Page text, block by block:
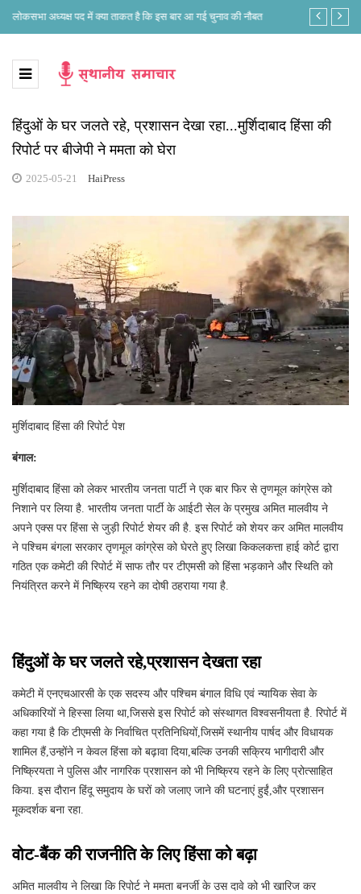
लोकसभा अध्यक्ष पद में क्या ताकत है कि इस बार आ गई चुनाव की नौबत “Meta
हिंदुओं के घर जलते रहे, प्रशासन देखा रहा...मुर्शिदाबाद हिंसा की
रिपोर्ट पर बीजेपी ने ममता को घेरा
2025-05-21 HaiPress
मुर्शिदाबाद हिंसा की रिपोर्ट पेश
बंगाल:
मुर्शिदाबाद हिंसा को लेकर भारतीय जनता पार्टी ने एक बार फिर से तृणमूल कांग्रेस को
निशाने पर लिया है. भारतीय जनता पार्टी के आईटी सेल के प्रमुख अमित मालवीय ने
अपने एक्स पर हिंसा से जुड़ी रिपोर्ट शेयर की है. इस रिपोर्ट को शेयर कर अमित मालवीय
ने पश्चिम बंगला सरकार तृणमूल कांग्रेस को घेरते हुए लिखा किकलकत्ता हाई कोर्ट द्वारा
गठित एक कमेटी की रिपोर्ट में साफ तौर पर टीएमसी को हिंसा भड़काने और स्थिति को
नियंत्रित करने में निष्क्रिय रहने का दोषी ठहराया गया है.
हिंदुओं के घर जलते रहे,प्रशासन देखता रहा
कमेटी में एनएचआरसी के एक सदस्य और पश्चिम बंगाल विधि एवं न्यायिक सेवा के
अधिकारियों ने हिस्सा लिया था,जिससे इस रिपोर्ट को संस्थागत विश्वसनीयता है. रिपोर्ट में
कहा गया है कि टीएमसी के निर्वाचित प्रतिनिधियों,जिसमें स्थानीय पार्षद और विधायक
शामिल हैं,उन्होंने न केवल हिंसा को बढ़ावा दिया,बल्कि उनकी सक्रिय भागीदारी और
निष्क्रियता ने पुलिस और नागरिक प्रशासन को भी निष्क्रिय रहने के लिए प्रोत्साहित
किया. इस दौरान हिंदू समुदाय के घरों को जलाए जाने की घटनाएं हुईं,और प्रशासन
मूकदर्शक बना रहा.
वोट-बैंक की राजनीति के लिए हिंसा को बढ़ा
अमित मालवीय ने लिखा कि रिपोर्ट ने ममता बनर्जी के उस दावे को भी खारिज कर